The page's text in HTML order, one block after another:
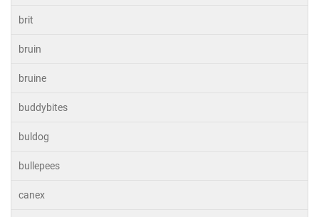
brit
bruin
bruine
buddybites
buldog
bullepees
canex